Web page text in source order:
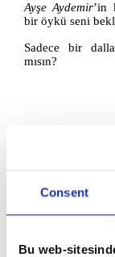
Consent
Bu web-
Ayşe Aydemir’in
bir öykü seni
Sadece bir
mısın?
Katkıda